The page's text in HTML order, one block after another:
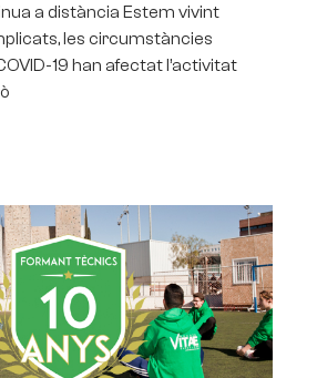
a distància Estem vivint
les circumstàncies
19 han afectat l’activitat